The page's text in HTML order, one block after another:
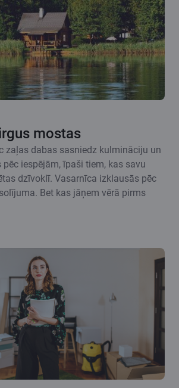
mostas
zaļas dabas sasniedz kulmināciju un
pēc iespējām, īpaši tiem, kas savu
dzīvoklī. Vasarnīca izklausās pēc
Bet kas jāņem vērā pirms